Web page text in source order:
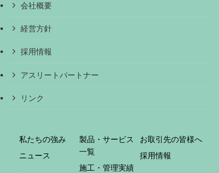
会社概要
経営方針
採用情報
アスリートパートナー
リンク
私たちの強み
ニュース
製品・サービス
一覧
施工・管理実績
お取引先の皆様へ
採用情報